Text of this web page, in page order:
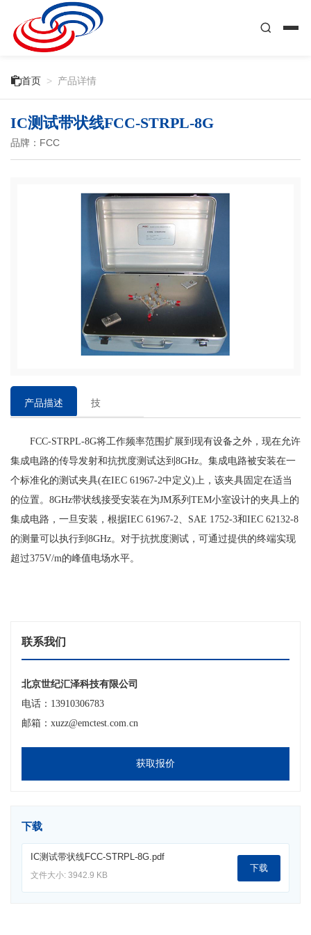
首页 > 产品详情
IC测试带状线FCC-STRPL-8G
品牌：FCC
产品描述
技
参
数
FCC-STRPL-8G将工作频率范围扩展到现有设备之外，现在允许
集成电路的传导发射和抗扰度测试达到8GHz。集成电路被安装在一
个标准化的测试夹具(在IEC 61967-2中定义)上，该夹具固定在适当
的位置。8GHz带状线接受安装在为JM系列TEM小室设计的夹具上的
集成电路，一旦安装，根据IEC 61967-2、SAE 1752-3和IEC 62132-8
的测量可以执行到8GHz。对于抗扰度测试，可通过提供的终端实现
超过375V/m的峰值电场水平。
联系我们
北京世纪汇泽科技有限公司
电话：13910306783
邮箱：xuzz@emctest.com.cn
获取报价
下载
IC测试带状线FCC-STRPL-8G.pdf
文件大小: 3942.9 KB
下载